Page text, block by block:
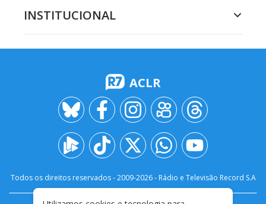
INSTITUCIONAL
ACLR
Todos os direitos reservados - 2009-2026- Rádio e Televisão Record S.A